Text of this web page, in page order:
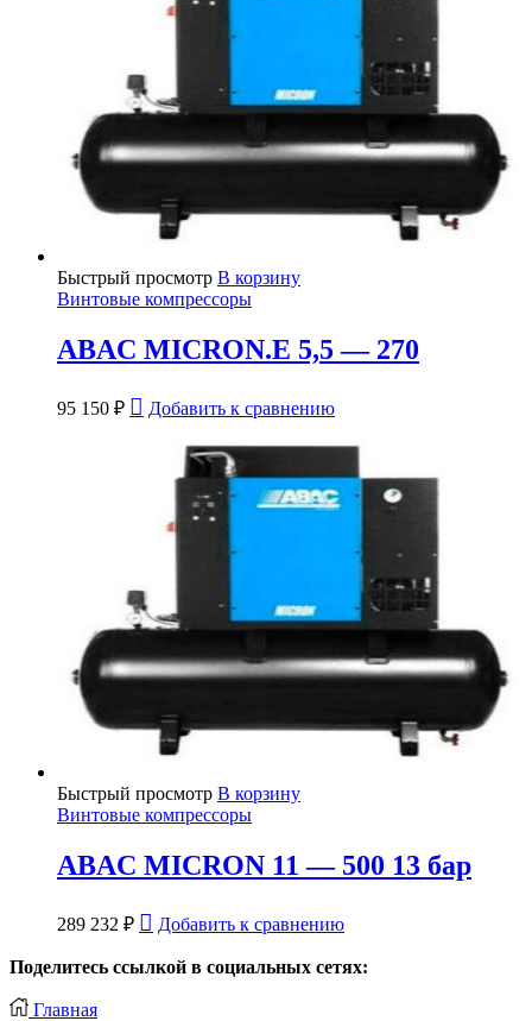
Быстрый просмотр В корзину
Винтовые компрессоры
ABAC MICRON.E 5,5 — 270
95 150 ₽ Добавить к сравнению
Быстрый просмотр В корзину
Винтовые компрессоры
ABAC MICRON 11 — 500 13 бар
289 232 ₽ Добавить к сравнению
Поделитесь ссылкой в социальных сетях:
Главная